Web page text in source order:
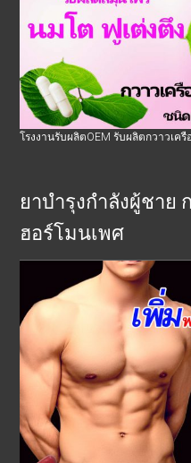
โรงงานรับผลิตOEM รับผลิตกวาวเ
ยาบำรุงกำลังผู้ชาย
ฮอร์โมนเพศ